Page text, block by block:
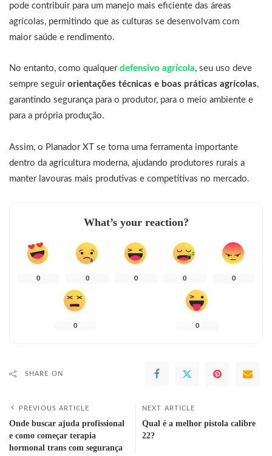
pode contribuir para um manejo mais eficiente das áreas
agrícolas, permitindo que as culturas se desenvolvam com
maior saúde e rendimento.
No entanto, como qualquer defensivo agrícola, seu uso deve
sempre seguir orientações técnicas e boas práticas agrícolas,
garantindo segurança para o produtor, para o meio ambiente e
para a própria produção.
Assim, o Planador XT se torna uma ferramenta importante
dentro da agricultura moderna, ajudando produtores rurais a
manter lavouras mais produtivas e competitivas no mercado.
What’s your reaction?
0 0 0 0 0
0 0
SHARE ON
PREVIOUS ARTICLE
Onde buscar ajuda profissional
e como começar terapia
hormonal trans com segurança
NEXT ARTICLE
Qual é a melhor pistola calibre
22?